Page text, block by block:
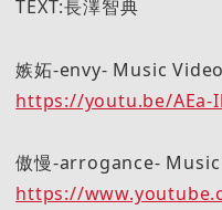
TEXT:長澤智典
嫉妬-envy- Music Video
https://youtu.be/AEa-
傲慢-arrogance- Music
https://